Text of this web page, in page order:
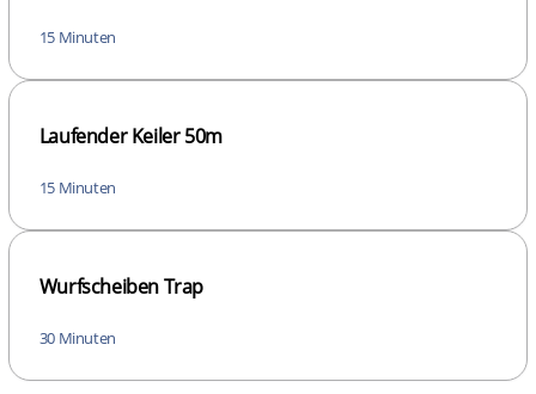
15 Minuten
Laufender Keiler 50m
15 Minuten
Wurfscheiben Trap
30 Minuten